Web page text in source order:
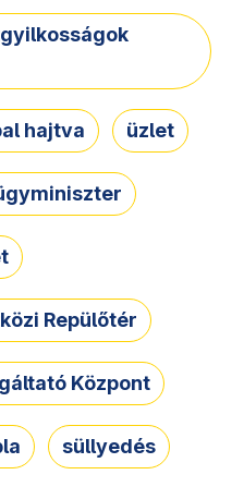
hajtva üzlet
Repülőtér
Központ
süllyedés